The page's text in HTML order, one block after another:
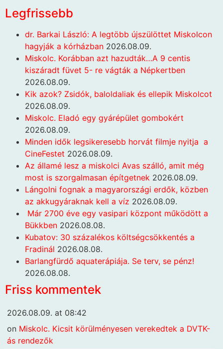
Legfrissebb
dr. Barkai László: A legtöbb újszülöttet Miskolcon
hagyják a kórházban 2026.08.09.
Miskolc. Korábban azt hazudták…A 9 centis
kiszáradt füvet 5- re vágták a Népkertben
2026.08.09.
Kik azok? Zsidók, baloldaliak és ellepik Miskolcot
2026.08.09.
Miskolc. Eladó egy gyárépület gombokért
2026.08.09.
Minden idők legsikeresebb horvát filmje nyitja a
CineFestet 2026.08.09.
Az államé lesz a miskolci Avas szálló, amit még
most is szorgalmasan építgetnek 2026.08.09.
Lángolni fognak a magyarországi erdők, közben
az akkugyáraknak kell a víz 2026.08.09.
Már 2700 éve egy vasipari központ működött a
Bükkben 2026.08.08.
Kubatov: 30 százalékos költségcsökkentés a
Fradinál 2026.08.08.
Barlangfürdő aquaterápiája. Se terv, se pénz!
2026.08.08.
Friss kommentek
2026.08.09. at 08:42
on Miskolc. Kicsit körülményesen verekedtek a DVTK-
ás rendezők